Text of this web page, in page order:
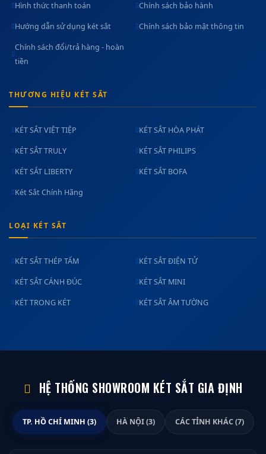
Hình thức thanh toán Chính sách bảo hành
Hướng dẫn sử dụng két sắt Chính sách bảo mật thông tin
Chính sách đổi/trả hàng - hoàn
tiền
THƯƠNG HIỆU KÉT SẮT
KÉT SẮT VIỆT TIỆP KÉT SẮT HÒA PHÁT
KÉT SẮT TRULY KÉT SẮT PHILIPS
KÉT SẮT LIBERTY KÉT SẮT BOFA
Két Sắt Chính Hãng
LOẠI KÉT SẮT
KÉT SẮT THÉP TẤM KÉT SẮT ĐIỆN TỬ
KÉT SẮT CÁNH ĐÚC KÉT SẮT MINI
KÉT TRONG KÉT KÉT SẮT ÂM TƯỜNG
HỆ THỐNG SHOWROOM KÉT SẮT GIA ĐỊNH
TP. HỒ CHÍ MINH (3) HÀ NỘI (3) CÁC TỈNH KHÁC (7)